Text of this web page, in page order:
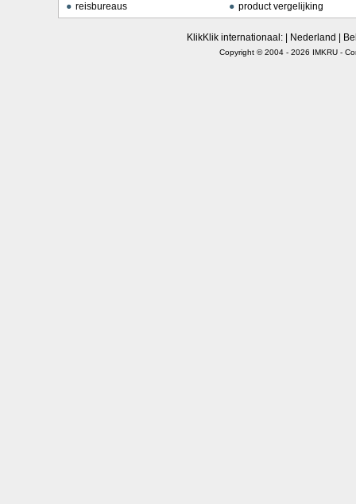
reisbureaus
product vergelijking
KlikKlik internationaal: | Nederland
Copyright © 2004 - 2026 IMKRU-